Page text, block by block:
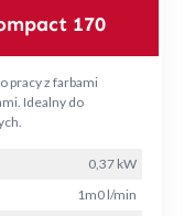
170
pracy z farbami
Idealny do
0,37 kW
1m0 l/min